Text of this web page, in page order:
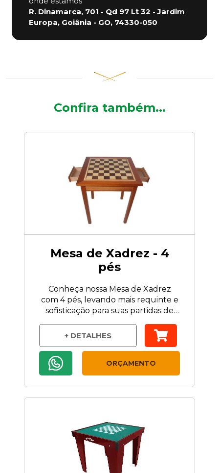
R. Dinamarca, 701 - Qd 97 Lt 32 - Jardim
Europa, Goiânia - GO, 74330-050
Confira também...
Mesa de Xadrez - 4
pés
Conheça nossa Mesa de Xadrez
com 4 pés, levando mais requinte e
sofisticação para suas partidas de
+ DETALHES
ORÇAMENTO